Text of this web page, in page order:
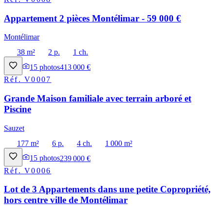
Appartement 2 pièces Montélimar - 59 000 €
Montélimar
38 m²
2 p.
1 ch.
15 photos413 000 €
Réf.V0007
Grande Maison familiale avec terrain arboré et
Piscine
Sauzet
177 m²
6 p. 4 ch.
1 000 m²
15 photos239 000 €
Réf.V0006
Lot de 3 Appartements dans une petite Copropriété,
hors centre ville de Montélimar